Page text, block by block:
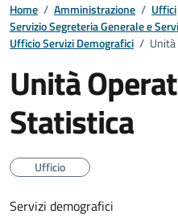
Home / Amministrazione / Uffici
Servizio Segreteria Generale e
Ufficio Servizi Demografici /
Unità
Statistica
Ufficio
Servizi demografici